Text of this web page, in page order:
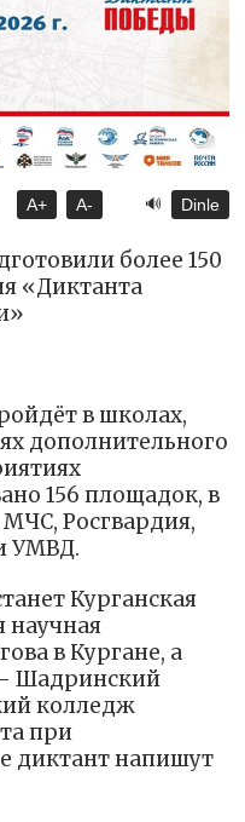
A+ A- 🔊 Dinle
более 150
«Диктанта
в школах,
дополнительного
156 площадок, в
Росгвардия,
УМВД.
Курганская
научная
в Кургане, а
Шадринский
колледж
при
диктант напишут